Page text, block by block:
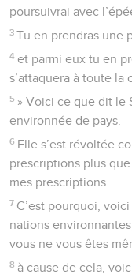
poursuivrai avec
3 Tu en prendras une
4 et parmi eux tu en
s’attaquera à toute la
5 » Voici ce que dit le
environnée de pays.
6 Elle s’est révoltée
prescriptions plus
mes prescriptions.
7 C’est pourquoi,
nations
vous ne vous êtes
8 à cause de cela,